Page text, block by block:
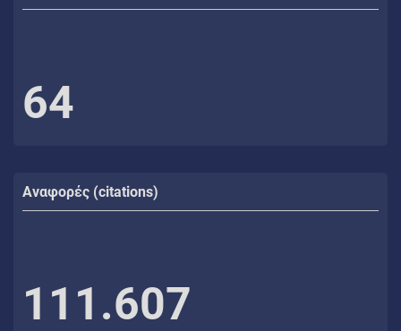
64
Αναφορές (citations)
111.607